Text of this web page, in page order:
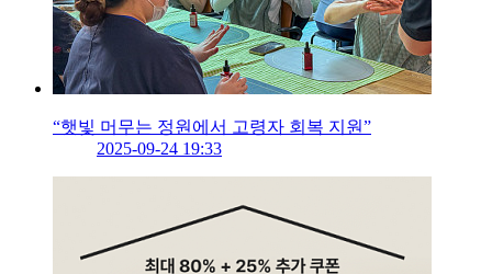
“햇빛 머무는 정원에서 고령자 회복 지원”
2025-09-24 19:33